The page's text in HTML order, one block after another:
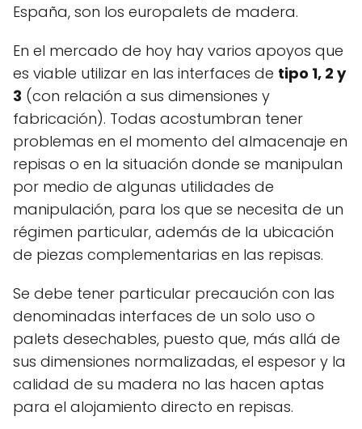
España, son los europalets de madera.
En el mercado de hoy hay varios apoyos que
es viable utilizar en las interfaces de tipo 1, 2 y
3 (con relación a sus dimensiones y
fabricación). Todas acostumbran tener
problemas en el momento del almacenaje en
repisas o en la situación donde se manipulan
por medio de algunas utilidades de
manipulación, para los que se necesita de un
régimen particular, además de la ubicación
de piezas complementarias en las repisas.
Se debe tener particular precaución con las
denominadas interfaces de un solo uso o
palets desechables, puesto que, más allá de
sus dimensiones normalizadas, el espesor y la
calidad de su madera no las hacen aptas
para el alojamiento directo en repisas.